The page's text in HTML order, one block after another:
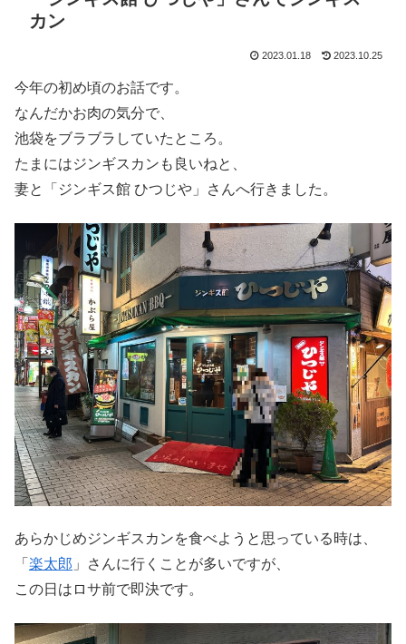
カン
2023.01.18 2023.10.25
今年の初め頃のお話です。
なんだかお肉の気分で、
池袋をブラブラしていたところ。
たまにはジンギスカンも良いねと、
妻と「ジンギス館 ひつじや」さんへ行きました。
あらかじめジンギスカンを食べようと思っている時は、
「 楽太郎 」さんに行くことが多いですが、
この日はロサ前で即決です。